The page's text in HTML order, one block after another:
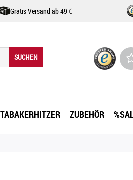
Gratis Versand ab 49 €
SUCHEN
TABAKERHITZER ZUBEHÖR